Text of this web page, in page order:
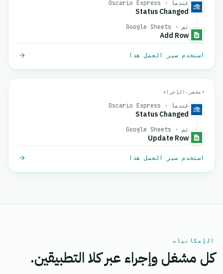
عندما · Oscario Express
Status Changed
ثم · Google Sheets
Add Row
استخدم سير العمل هذا
⚡ محفز →الإجراء
عندما · Oscario Express
Status Changed
ثم · Google Sheets
Update Row
استخدم سير العمل هذا
الإمكانيات
كل مشغل وإجراء عبر كلا التطبيقين.